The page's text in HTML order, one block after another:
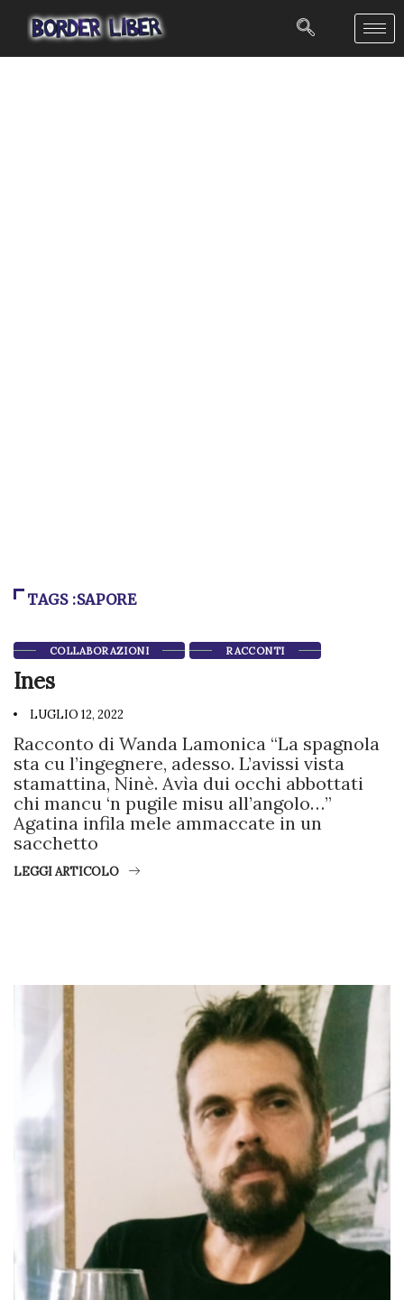
TAGS :SAPORE
COLLABORAZIONI RACCONTI
Ines
LUGLIO 12, 2022
Racconto di Wanda Lamonica “La spagnola
sta cu l’ingegnere, adesso. L’avissi vista
stamattina, Ninè. Avìa dui occhi abbottati
chi mancu ‘n pugile misu all’angolo…”
Agatina infila mele ammaccate in un
sacchetto
LEGGI ARTICOLO